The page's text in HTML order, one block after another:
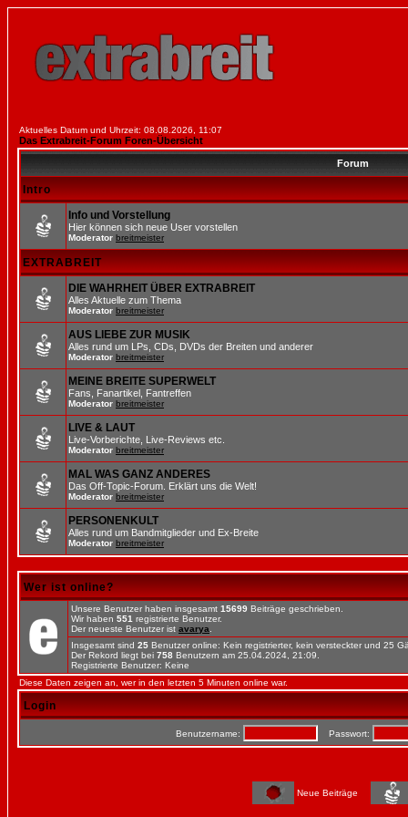
Aktuelles Datum und Uhrzeit: 08.08.2026, 11:07
Das Extrabreit-Forum Foren-Übersicht
Forum
Intro
Info und Vorstellung
Hier können sich neue User vorstellen
Moderator breitmeister
EXTRABREIT
DIE WAHRHEIT ÜBER EXTRABREIT
Alles Aktuelle zum Thema
Moderator breitmeister
AUS LIEBE ZUR MUSIK
Alles rund um LPs, CDs, DVDs der Breiten und anderer
Moderator breitmeister
MEINE BREITE SUPERWELT
Fans, Fanartikel, Fantreffen
Moderator breitmeister
LIVE & LAUT
Live-Vorberichte, Live-Reviews etc.
Moderator breitmeister
MAL WAS GANZ ANDERES
Das Off-Topic-Forum. Erklärt uns die Welt!
Moderator breitmeister
PERSONENKULT
Alles rund um Bandmitglieder und Ex-Breite
Moderator breitmeister
Wer ist online?
Unsere Benutzer haben insgesamt 15699 Beiträge geschrieben.
Wir haben 551 registrierte Benutzer.
Der neueste Benutzer ist avarya
Insgesamt sind 25 Benutzer online: Kein registrierter, kein versteckter und 25
Der Rekord liegt bei 758 Benutzern am 25.04.2024, 21:09.
Registrierte Benutzer: Keine
Diese Daten zeigen an, wer in den letzten 5 Minuten online war.
Login
Benutzername: Passwort:
Neue Beiträge